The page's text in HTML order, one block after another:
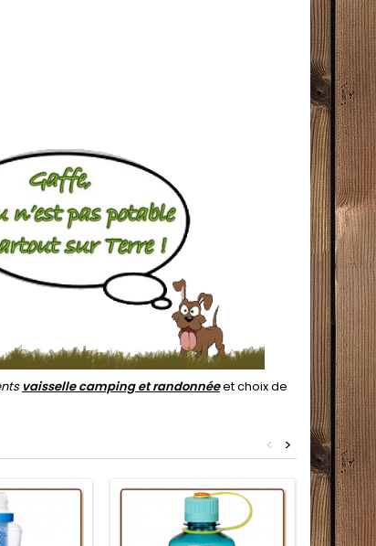
vaisselle camping et randonnéeet choix de
>
<